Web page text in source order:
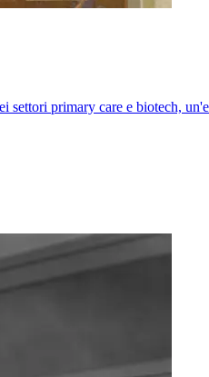
settori primary care e biotech,